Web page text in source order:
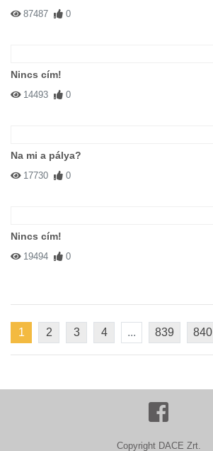
87487 0
Nincs cím!
14493 0
Na mi a pálya?
17730 0
Nincs cím!
19494 0
1 2 3 4 ... 839 840
Copyright DACE Zrt.